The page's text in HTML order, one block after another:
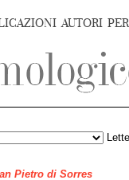
AUTORI
Pietro di Sorres